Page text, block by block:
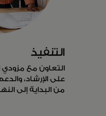
التنفيذ
التعاون مع
على الإرشاد،
من البداية إلى